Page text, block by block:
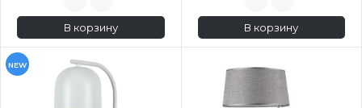
В корзину В корзину
NEW